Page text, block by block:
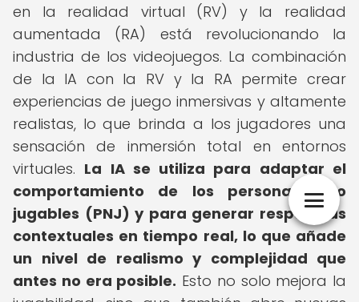
en la realidad virtual (RV) y la realidad
aumentada (RA) está revolucionando la
industria de los videojuegos. La combinación
de la IA con la RV y la RA permite crear
experiencias de juego inmersivas y altamente
realistas, lo que brinda a los jugadores una
sensación de inmersión total en entornos
virtuales. La IA se utiliza para adaptar el
comportamiento de los personajes no
jugables (PNJ) y para generar respuestas
contextuales en tiempo real, lo que añade
un nivel de realismo y complejidad que
antes no era posible. Esto no solo mejora la